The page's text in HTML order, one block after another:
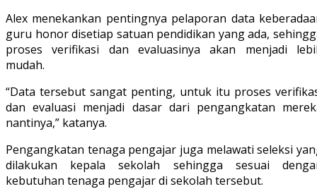
Alex menekankan pentingnya pelaporan data
guru honor disetiap satuan pendidikan yang ada,
proses verifikasi dan evaluasinya akan menjadi
mudah.
“Data tersebut sangat penting, untuk itu proses
dan evaluasi menjadi dasar dari pengangkatan
nantinya,” katanya.
Pengangkatan tenaga pengajar juga melawati seleksi
dilakukan kepala sekolah sehingga sesuai
kebutuhan tenaga pengajar di sekolah tersebut.